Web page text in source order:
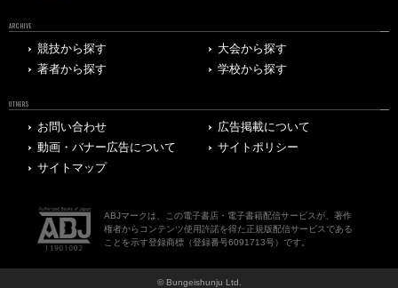
ARCHIVE
競技から探す
大会から探す
著者から探す
学校から探す
OTHERS
お問い合わせ
広告掲載について
動画・バナー広告について
サイトポリシー
サイトマップ
ABJマークは、この電子書店・電子書籍配信サービスが、著作
権者からコンテンツ使用許諾を得た正規版配信サービスである
ことを示す登録商標（登録番号6091713号）です。
© Bungeishunju Ltd.